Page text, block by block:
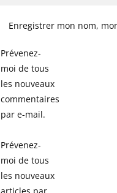
Enregistrer mon nom,
Prévenez-
moi de tous
les nouveaux
commentaires
par e-mail.
Prévenez-
moi de tous
les nouveaux